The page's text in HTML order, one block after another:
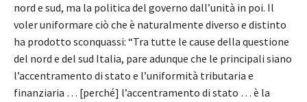
nord e sud, ma la politica del governo dall’unità in poi. Il
voler uniformare ciò che è naturalmente diverso e distinto
ha prodotto sconquassi: “Tra tutte le cause della questione
del nord e del sud Italia, pare adunque che le principali siano
l’accentramento di stato e l’uniformità tributaria e
finanziaria … [perché] l’accentramento di stato … è la